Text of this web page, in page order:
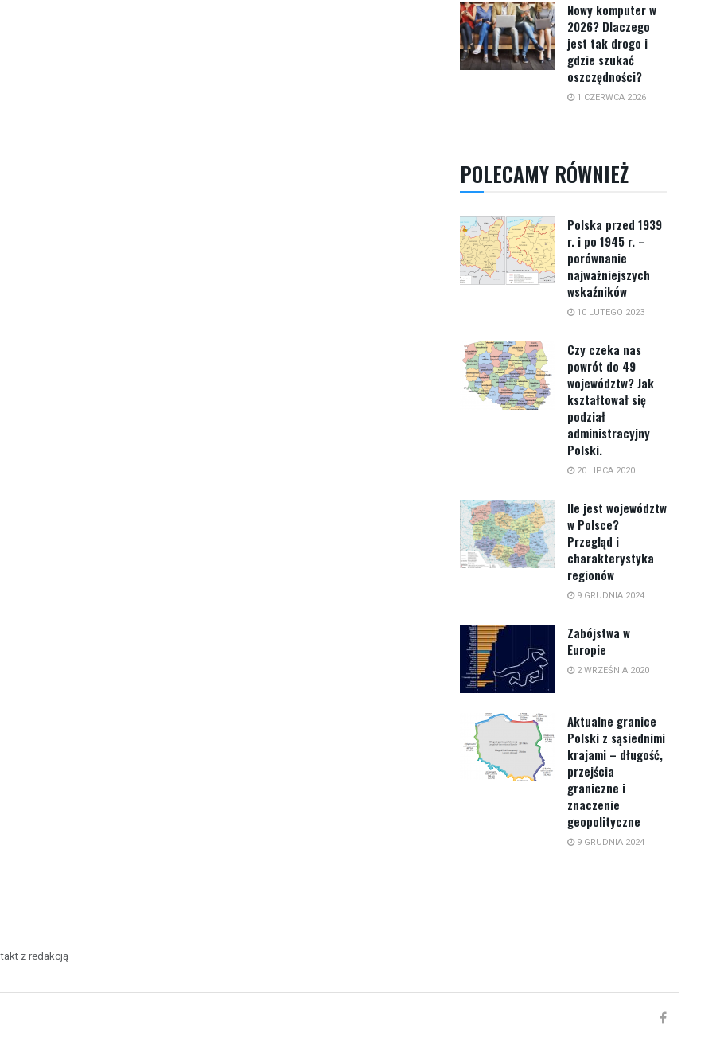
Nowy komputer w
2026? Dlaczego
jest tak drogo i
gdzie szukać
oszczędności?
1 CZERWCA 2026
POLECAMY RÓWNIEŻ
Polska przed 1939
r. i po 1945 r. –
porównanie
najważniejszych
wskaźników
10 LUTEGO 2023
Czy czeka nas
powrót do 49
województw? Jak
kształtował się
podział
administracyjny
Polski.
20 LIPCA 2020
Ile jest województw
w Polsce?
Przegląd i
charakterystyka
regionów
9 GRUDNIA 2024
Zabójstwa w
Europie
2 WRZEŚNIA 2020
Aktualne granice
Polski z sąsiednimi
krajami – długość,
przejścia
graniczne i
znaczenie
geopolityczne
9 GRUDNIA 2024
z redakcją